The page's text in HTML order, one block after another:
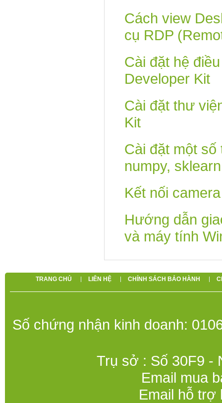
Cách view
cụ RDP
Cài đặt hệ
Developer Kit
Cài đặt thư
Kit
Cài đặt một
numpy,
Kết nối
Hướng dẫn
và máy tính
TRANG CHỦ LIÊN HỆ CHÍNH SÁCH BẢO HÀNH
Số chứng nhận kinh doanh:
Trụ sở : Số 30F9 -
Email mua
Email hỗ trợ